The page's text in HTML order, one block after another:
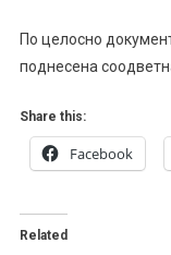
По целосно
поднесена
Share this:
Facebook
Related